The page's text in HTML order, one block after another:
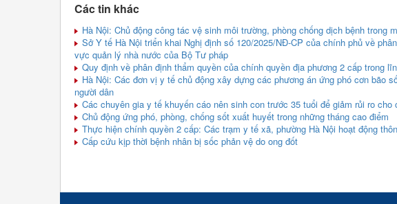
Các tin khác
Hà Nội: Chủ động công tác vệ sinh môi trường, phòng chống dịch bệnh trong
Sở Y tế Hà Nội triển khai Nghị định số 120/2025/NĐ-CP của chính phủ về
vực quản lý nhà nước của Bộ Tư pháp
Quy định về phân định thẩm quyền của chính quyền địa phương 2 cấp trong
Hà Nội: Các đơn vị y tế chủ động xây dựng các phương án ứng phó cơn bão
người dân
Các chuyên gia y tế khuyến cáo nên sinh con trước 35 tuổi để giảm rủi ro cho
Chủ động ứng phó, phòng, chống sốt xuất huyết trong những tháng cao điểm
Thực hiện chính quyền 2 cấp: Các trạm y tế xã, phường Hà Nội hoạt động
Cấp cứu kịp thời bệnh nhân bị sốc phản vệ do ong đốt